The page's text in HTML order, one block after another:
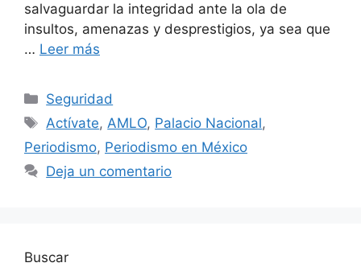
salvaguardar la integridad ante la ola de
insultos, amenazas y desprestigios, ya sea que
… Leer más
Seguridad
Actívate,AMLO, Palacio Nacional,
Periodismo, Periodismo en México
Deja un comentario
Buscar